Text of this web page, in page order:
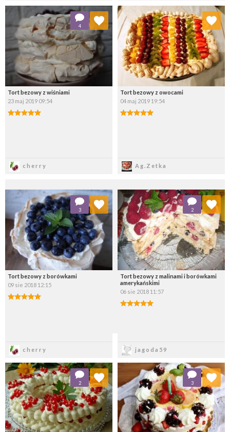
Tort bezowy z wiśniami
23 maj 2019 09:54
cherry
4
Dodaj do ulubionych
Wybierz listę:
Tort bezowy z owocami
04 maj 2019 19:54
Ag.Zetka
Dodaj do ulubionych
Wybierz listę:
Tort bezowy z borówkami
09 sie 2018 12:15
cherry
3
Dodaj do ulubionych
Wybierz listę:
Tort bezowy z malinami i borówkami
amerykańskimi
06 sie 2018 11:57
jagoda59
2
Dodaj do ulubionych
Wybierz listę:
2
Dodaj do ulubionych
Wybierz listę:
3
Dodaj do ulubionych
Wybierz listę: